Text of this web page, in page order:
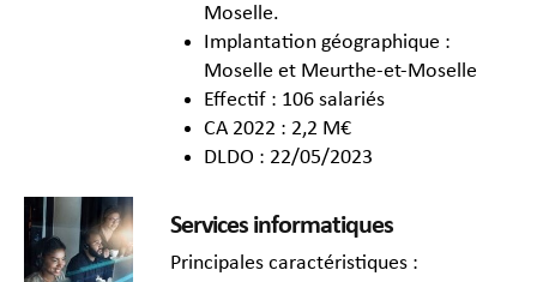
Moselle.
Implantation géographique :
Moselle et Meurthe-et-Moselle
Effectif : 106 salariés
CA 2022 : 2,2 M€
DLDO : 22/05/2023
Services informatiques
Principales caractéristiques :